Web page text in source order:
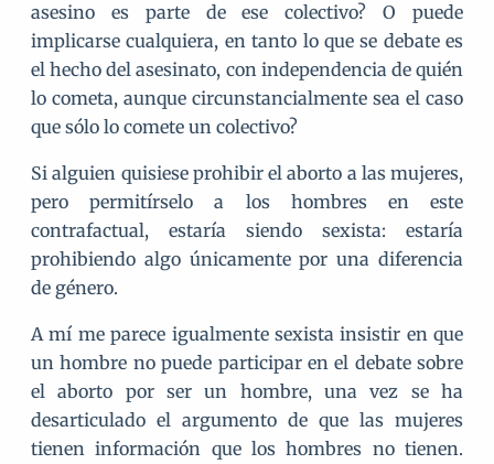
asesino es parte de ese colectivo? O puede
implicarse cualquiera, en tanto lo que se debate es
el hecho del asesinato, con independencia de quién
lo cometa, aunque circunstancialmente sea el caso
que sólo lo comete un colectivo?
Si alguien quisiese prohibir el aborto a las mujeres,
pero permitírselo a los hombres en este
contrafactual, estaría siendo sexista: estaría
prohibiendo algo únicamente por una diferencia
de género.
A mí me parece igualmente sexista insistir en que
un hombre no puede participar en el debate sobre
el aborto por ser un hombre, una vez se ha
desarticulado el argumento de que las mujeres
tienen información que los hombres no tienen.